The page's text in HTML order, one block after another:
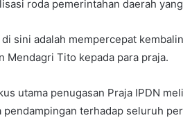
roda pemerintahan daerah
di sini adalah mempercepat
Mendagri Tito kepada para praja.
utama penugasan Praja IPDN
terhadap seluruh